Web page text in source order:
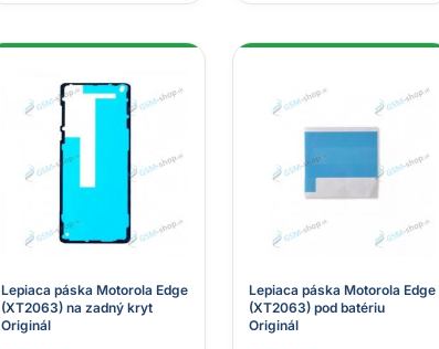
Lepiaca páska Motorola Edge
(XT2063) na zadný kryt
Originál
Lepiaca páska Motorola Edge
(XT2063) pod batériu
Originál